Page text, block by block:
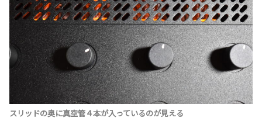
スリッドの奥に真空管４本が入っているのが見える